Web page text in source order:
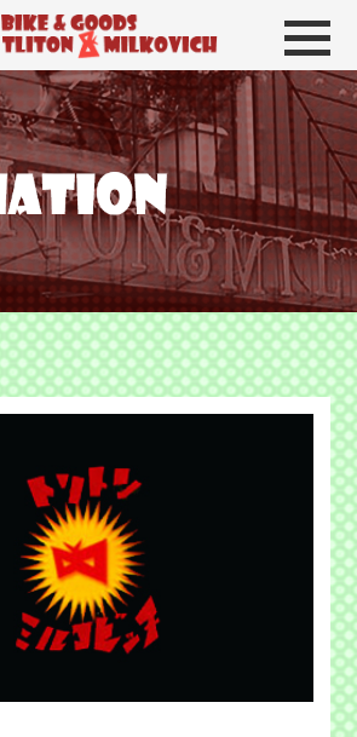
トリトン＆ミルコビッチ BIKE＆